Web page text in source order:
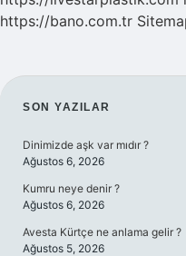
https://bano.com.tr
SIDEBAR
SON YAZILAR
Dinimizde aşk var mıdır ?
Ağustos 6, 2026
Kumru neye denir ?
Ağustos 6, 2026
Avesta Kürtçe ne anlama gelir ?
Ağustos 5, 2026